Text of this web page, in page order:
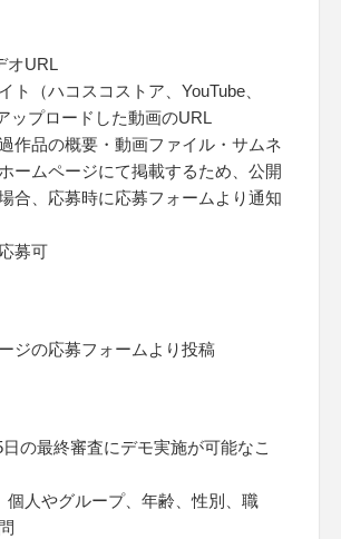
オURL
ト（ハコスコストア、YouTube、
ップロードした動画のURL
作品の概要・動画ファイル・サムネ
ームページにて掲載するため、公開
合、応募時に応募フォームより通知
募可
ジの応募フォームより投稿
の最終審査にデモ実施が可能なこ
個人やグループ、年齢、性別、職